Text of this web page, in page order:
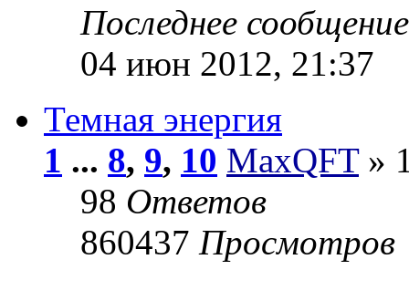
Последнее
04 июн 2012, 21:37
Темная энергия
1 ... 8, 9, 10 MaxQFT»
98 Ответов
860437 Просмотров